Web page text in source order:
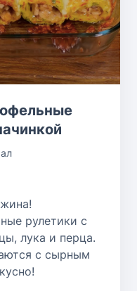
рулетики с
лука и перца.
с сырным